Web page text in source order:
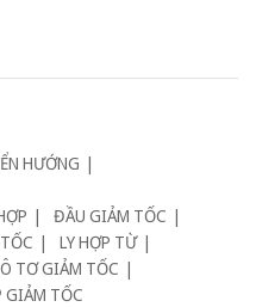
HƯỚNG
ĐẦU GIẢM TỐC
LY HỢP TỪ
TƠ GIẢM TỐC
GIẢM TỐC